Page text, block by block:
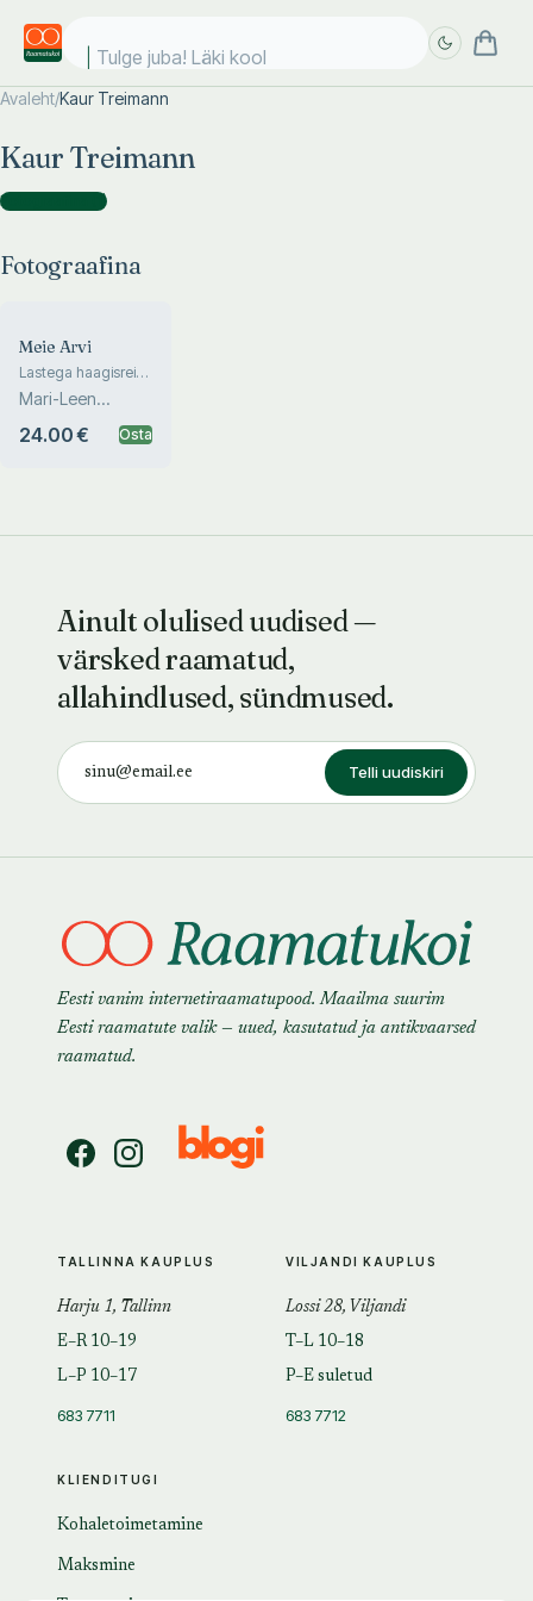
Tulge juba! Läki kooli
Avaleht/Kaur Treimann
Kaur Treimann
Fotograafina )
Fotograafina
Meie Arvi
Lastega haagisreisil
Poolas ja Baltikumis
Mari-Leen
24.00 € Osta
Ainult olulised uudised —
värsked raamatud,
allahindlused, sündmused.
Telli uudiskiri
Eesti vanim internetiraamatupood. Maailma suurim
Eesti raamatute valik — uued, kasutatud ja antikvaarsed
raamatud.
KLIENDITUGI
Kohaletoimetamine
Maksmine
TALLINNA KAUPLUS
Harju 1, Tallinn
E–R 10–19
L–P 10–17
683 7711
VILJANDI KAUPLUS
Lossi 28, Viljandi
T–L 10–18
P–E suletud
683 7712